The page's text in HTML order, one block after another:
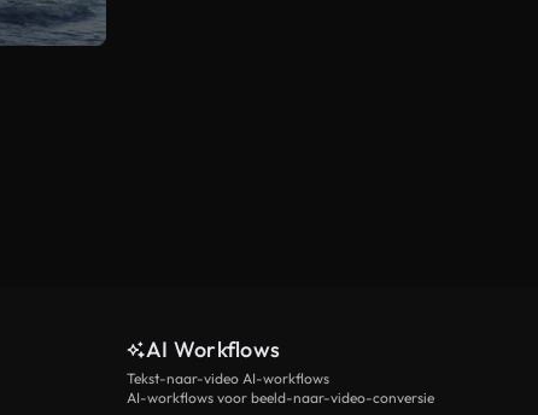
AI Workflows
Tekst-naar-video AI-workflows
AI-workflows voor beeld-naar-video-conversie